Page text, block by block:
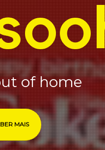
of home
MAIS